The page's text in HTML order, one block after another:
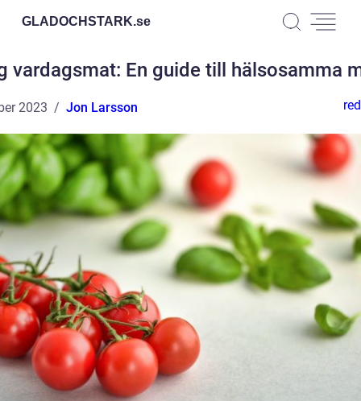
GLADOCHSTARK.se
vardagsmat: En guide till hälsosamma
2023 Jon Larsson